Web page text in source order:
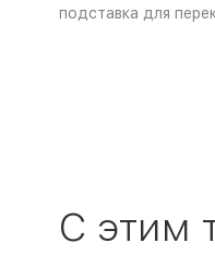
подставка для
C этим